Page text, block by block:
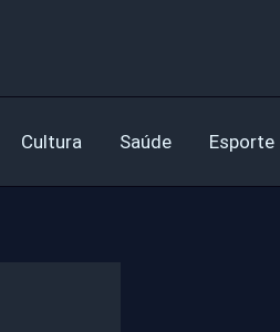
Cultura Saúde Esporte